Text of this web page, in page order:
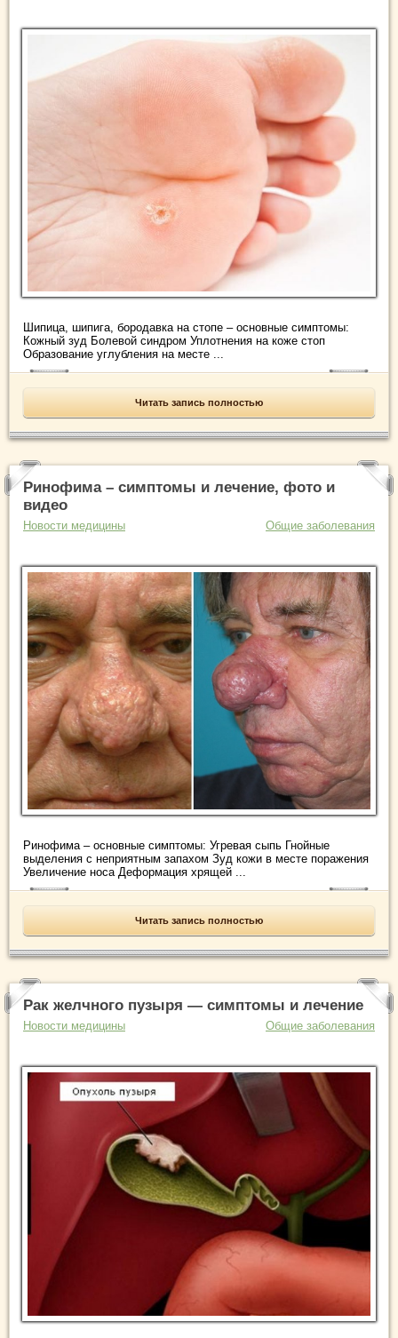
Шипица, шипига, бородавка на стопе – основные симптомы:
Кожный зуд Болевой синдром Уплотнения на коже стоп
Образование углубления на месте ...
Читать запись полностью
Ринофима – симптомы и лечение, фото и
видео
Новости медицины Общие заболевания
Ринофима – основные симптомы: Угревая сыпь Гнойные
выделения с неприятным запахом Зуд кожи в месте поражения
Увеличение носа Деформация хрящей ...
Читать запись полностью
Рак желчного пузыря — симптомы и лечение
Новости медицины Общие заболевания